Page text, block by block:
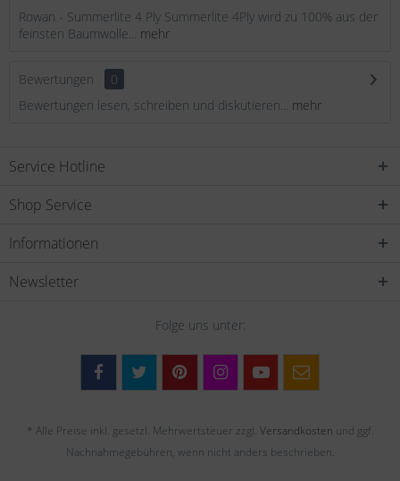
Rowan - Summerlite 4 Ply Summerlite 4Ply wird zu 100% aus der
feinsten Baumwolle... mehr
Bewertungen
0
Bewertungen lesen, schreiben und diskutieren... mehr
Service Hotline
Shop Service
Informationen
Newsletter
Folge uns unter:
* Alle Preise inkl. gesetzl. Mehrwertsteuer zzgl. Versandkosten und ggf.
Nachnahmegebühren, wenn nicht anders beschrieben.